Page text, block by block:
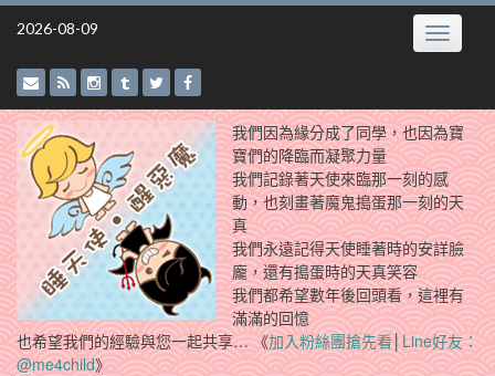
Skip
2026-08-09 Toggle
我們因為緣分成了同學，也因為寶
寶們的降臨而凝聚力量
我們記錄著天使來臨那一刻的感
動，也刻畫著魔鬼搗蛋那一刻的天
真
我們永遠記得天使睡著時的安詳臉
龐，還有搗蛋時的天真笑容
我們都希望數年後回頭看，這裡有
滿滿的回憶
也希望我們的經驗與您一起共享… 《加入粉絲團搶先看│Line好友：
@me4child》